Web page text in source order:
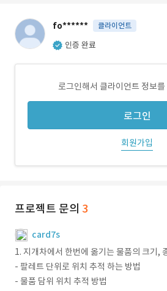
fo****** 클라이언트
인증 완료
로그인해서 클라이언트 정보
로그인
회원가입
프로젝트 문의 3
card7s
1. 지개차에서 한번에 옮기는 물품의 크기,
- 팔레트 단위로 위치 추적 하는 방법
- 물품 담위 위치 추적 방법